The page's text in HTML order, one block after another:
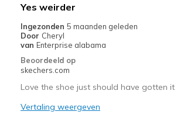
Sizing
View On Shoes
Shoes are for Wearing
Yes weirder
Ingezonden 5 maanden geleden
Door Cheryl
van Enterprise alabama
Beoordeeld op
skechers.com
Love the shoe just should have gotten
Vertaling weergeven